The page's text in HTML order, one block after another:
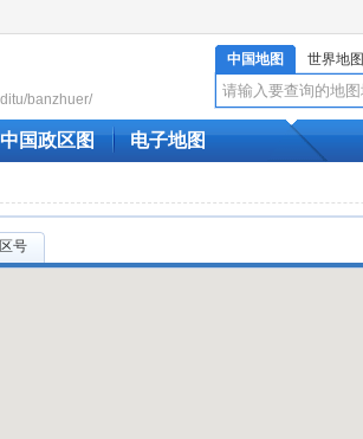
banzhuer/
中国地图 世界地图
中国政区图 电子地图
号